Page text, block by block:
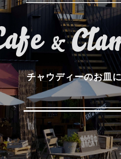
チャウディーのお皿